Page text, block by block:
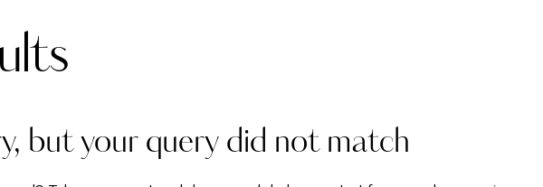
but your query did not match